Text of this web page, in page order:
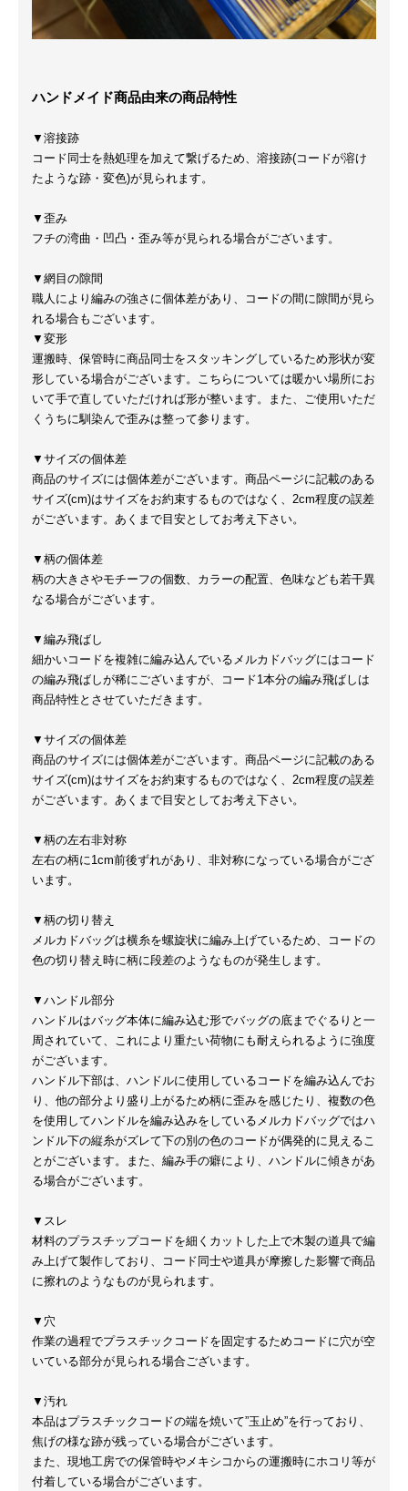
ハンドメイド商品由来の商品特性
▼溶接跡
コード同士を熱処理を加えて繋げるため、溶接跡(コードが溶け
たような跡・変色)が見られます。
▼歪み
フチの湾曲・凹凸・歪み等が見られる場合がございます。
▼網目の隙間
職人により編みの強さに個体差があり、コードの間に隙間が見ら
れる場合もございます。
▼変形
運搬時、保管時に商品同士をスタッキングしているため形状が変
形している場合がございます。こちらについては暖かい場所にお
いて手で直していただければ形が整います。また、ご使用いただ
くうちに馴染んで歪みは整って参ります。
▼サイズの個体差
商品のサイズには個体差がございます。商品ページに記載のある
サイズ(cm)はサイズをお約束するものではなく、2cm程度の誤差
がございます。あくまで目安としてお考え下さい。
▼柄の個体差
柄の大きさやモチーフの個数、カラーの配置、色味なども若干異
なる場合がございます。
▼編み飛ばし
細かいコードを複雑に編み込んでいるメルカドバッグにはコード
の編み飛ばしが稀にございますが、コード1本分の編み飛ばしは
商品特性とさせていただきます。
▼サイズの個体差
商品のサイズには個体差がございます。商品ページに記載のある
サイズ(cm)はサイズをお約束するものではなく、2cm程度の誤差
がございます。あくまで目安としてお考え下さい。
▼柄の左右非対称
左右の柄に1cm前後ずれがあり、非対称になっている場合がござ
います。
▼柄の切り替え
メルカドバッグは横糸を螺旋状に編み上げているため、コードの
色の切り替え時に柄に段差のようなものが発生します。
▼ハンドル部分
ハンドルはバッグ本体に編み込む形でバッグの底までぐるりと一
周されていて、これにより重たい荷物にも耐えられるように強度
がございます。
ハンドル下部は、ハンドルに使用しているコードを編み込んでお
り、他の部分より盛り上がるため柄に歪みを感じたり、複数の色
を使用してハンドルを編み込みをしているメルカドバッグではハ
ンドル下の縦糸がズレて下の別の色のコードが偶発的に見えるこ
とがございます。また、編み手の癖により、ハンドルに傾きがあ
る場合がございます。
▼スレ
材料のプラスチップコードを細くカットした上で木製の道具で編
み上げて製作しており、コード同士や道具が摩擦した影響で商品
に擦れのようなものが見られます。
▼穴
作業の過程でプラスチックコードを固定するためコードに穴が空
いている部分が見られる場合ございます。
▼汚れ
本品はプラスチックコードの端を焼いて”玉止め”を行っており、
焦げの様な跡が残っている場合がございます。
また、現地工房での保管時やメキシコからの運搬時にホコリ等が
付着している場合がございます。